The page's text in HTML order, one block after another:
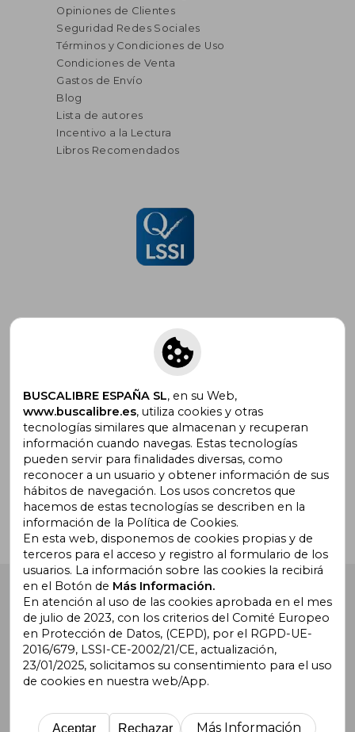
Opiniones de Clientes
Seguridad Redes Sociales
Términos y Condiciones de Uso
Condiciones de Venta
Gastos de Envío
Blog
Lista de autores
Incentivo a la Lectura
Libros Recomendados
Suscríbete para recibir ofertas y
promociones
¿Necesitas ayuda?
Ir a Centro de Soporte
Buscalibre España. Calle Energía, 65, Nave 3 (08940),
Cornellà de Llobregat, Barcelona. Derechos Reservados.
Buscalibre Argentina| Buscalibre Chile
Buscalibre Uruguay|Buscalibre México|Buscalibre
BUSCALIBRE ESPAÑA SL, en su Web,
www.buscalibre.es, utiliza cookies y otras
tecnologías similares que almacenan y recuperan
información cuando navegas. Estas tecnologías
pueden servir para finalidades diversas, como
reconocer a un usuario y obtener información de sus
hábitos de navegación. Los usos concretos que
hacemos de estas tecnologías se describen en la
información de la Política de Cookies.
En esta web, disponemos de cookies propias y de
terceros para el acceso y registro al formulario de los
usuarios. La información sobre las cookies la recibirá
en el Botón de Más Información.
En atención al uso de las cookies aprobada en el mes
de julio de 2023, con los criterios del Comité Europeo
en Protección de Datos, (CEPD), por el RGPD-UE-
2016/679, LSSI-CE-2002/21/CE, actualización,
23/01/2025, solicitamos su consentimiento para el uso
de cookies en nuestra web/App.
Aceptar Rechazar Más Información